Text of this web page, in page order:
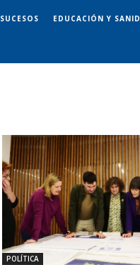
SUCESOS EDUCACIÓN Y
POLÍTICA